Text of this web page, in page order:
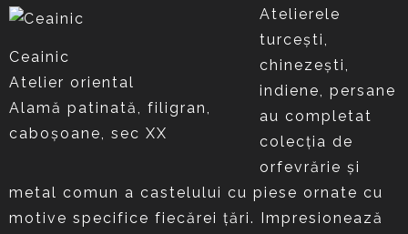
Ceainic
Atelier oriental
Alamă patinată, filigran,
caboșoane, sec XX
Atelierele
turcești,
chinezești,
indiene, persane
au completat
colecția de
orfevrărie și
metal comun a castelului cu piese ornate cu
motive specifice fiecărei țări. Impresionează